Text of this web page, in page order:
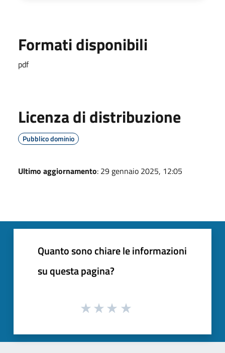
Formati disponibili
pdf
Licenza di distribuzione
Pubblico dominio
Ultimo aggiornamento: 29 gennaio 2025, 12:05
Quanto sono chiare le informazioni
su questa pagina?